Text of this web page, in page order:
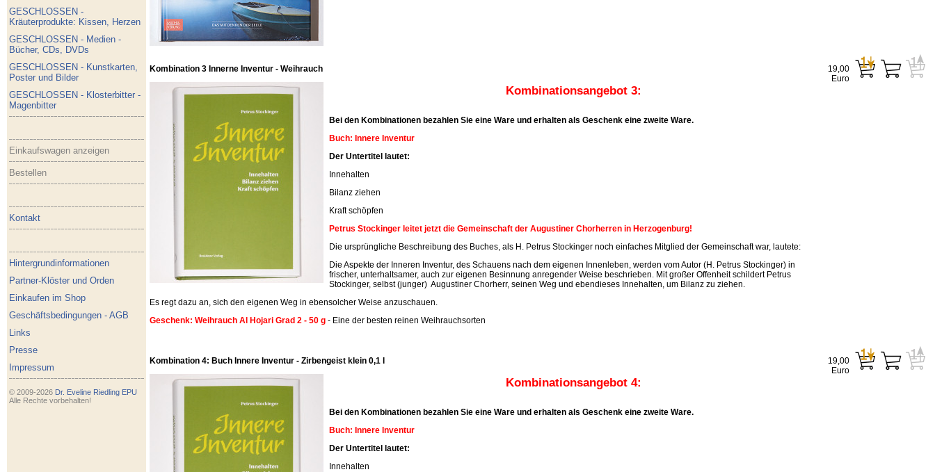
GESCHLOSSEN -
Kräuterprodukte: Kissen, Herzen
GESCHLOSSEN - Medien -
Bücher, CDs, DVDs
GESCHLOSSEN - Kunstkarten,
Poster und Bilder
GESCHLOSSEN - Klosterbitter -
Magenbitter
Einkaufswagen anzeigen
Bestellen
Kontakt
Hintergrundinformationen
Partner-Klöster und Orden
Einkaufen im Shop
Geschäftsbedingungen - AGB
Links
Presse
Impressum
© 2009-2026 Dr. Eveline Riedling EPU
Alle Rechte vorbehalten!
Kombination 3 Innerne Inventur - Weihrauch
Kombinationsangebot 3:
Bei den Kombinationen bezahlen Sie eine Ware und erhalten als Geschenk eine zweite Ware.
Buch: Innere Inventur
Der Untertitel lautet:
Innehalten
Bilanz ziehen
Kraft schöpfen
Petrus Stockinger leitet jetzt die Gemeinschaft der Augustiner Chorherren in Herzogenburg!
Die ursprüngliche Beschreibung des Buches, als H. Petrus Stockinger noch einfaches Mitglied der Gemeinschaft war, lautete:
Die Aspekte der Inneren Inventur, des Schauens nach dem eigenen Innenleben, werden vom Autor (H. Petrus Stockinger) in
frischer, unterhaltsamer, auch zur eigenen Besinnung anregender Weise beschrieben. Mit großer Offenheit schildert Petrus
Stockinger, selbst (junger) Augustiner Chorherr, seinen Weg und ebendieses Innehalten, um Bilanz zu ziehen.
Es regt dazu an, sich den eigenen Weg in ebensolcher Weise anzuschauen.
Geschenk: Weihrauch Al Hojari Grad 2 - 50 g - Eine der besten reinen Weihrauchsorten
19,00
Euro
Kombination 4: Buch Innere Inventur - Zirbengeist klein 0,1 l
Kombinationsangebot 4:
Bei den Kombinationen bezahlen Sie eine Ware und erhalten als Geschenk eine zweite Ware.
Buch: Innere Inventur
Der Untertitel lautet:
Innehalten
19,00
Euro